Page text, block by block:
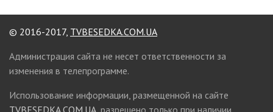
© 2016-2017, TVBESEDKA.COM.UA
Администрация сайта не несет ответственности за
изменения в телепрограмме.
Использование информации, размещенной на сайте
TVBESEDKA.COM.UA , разрешено только при наличии